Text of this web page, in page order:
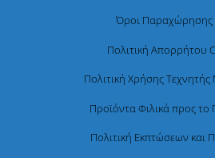
Όροι Παραχώρησης
Πολιτική Απορρήτου
Πολιτική Χρήσης
Προϊόντα Φιλικά προς το
Πολιτική Εκπτώσεων